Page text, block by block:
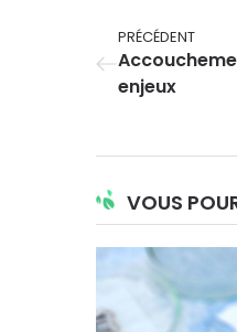
PRÉCÉDENT
enjeux
VOUS